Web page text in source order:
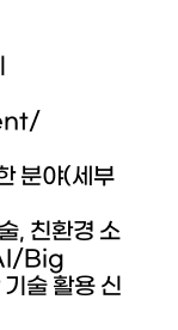
분야(세부
, 친환경 소
Big
술 활용 신